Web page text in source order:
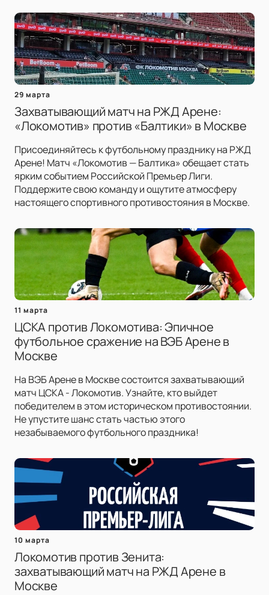
29 марта
Захватывающий матч на РЖД Арене:
«Локомотив» против «Балтики» в Москве
Присоединяйтесь к футбольному празднику на РЖД
Арене! Матч «Локомотив — Балтика» обещает стать
ярким событием Российской Премьер Лиги.
Поддержите свою команду и ощутите атмосферу
настоящего спортивного противостояния в Москве.
11 марта
ЦСКА против Локомотива: Эпичное
футбольное сражение на ВЭБ Арене в
Москве
На ВЭБ Арене в Москве состоится захватывающий
матч ЦСКА - Локомотив. Узнайте, кто выйдет
победителем в этом историческом противостоянии.
Не упустите шанс стать частью этого
незабываемого футбольного праздника!
10 марта
Локомотив против Зенита:
захватывающий матч на РЖД Арене в
Москве